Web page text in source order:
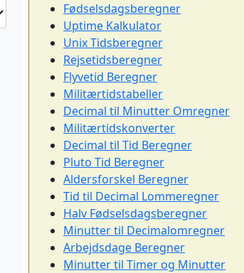
Fødselsdagsberegner
Uptime Kalkulator
Unix Tidsberegner
Rejsetidsberegner
Flyvetid Beregner
Militærtidstabeller
Decimal til Minutter Omregner
Militærtidskonverter
Decimal til Tid Beregner
Pluto Tid Beregner
Aldersforskel Beregner
Tid til Decimal Lommeregner
Halv Fødselsdagsberegner
Minutter til Decimalomregner
Arbejdsdage Beregner
Minutter til Timer og Minutter